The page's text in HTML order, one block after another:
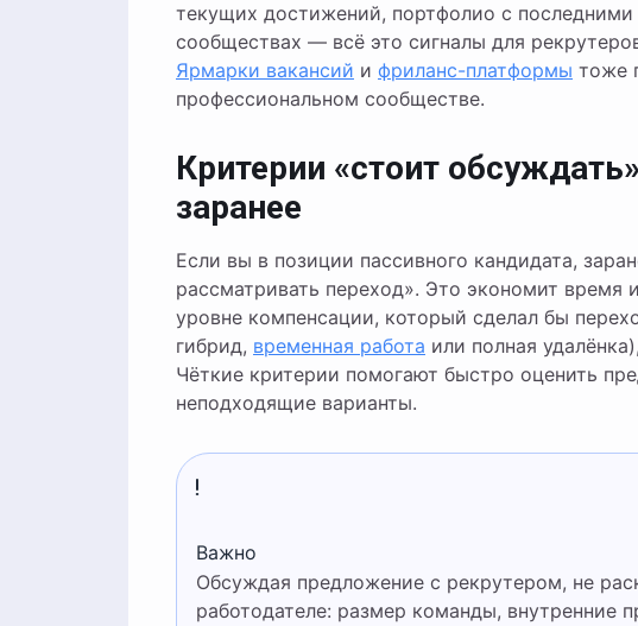
текущих достижений, портфолио с
сообществах — всё это сигналы для
Ярмарки вакансий и фриланс-платформы тоже
профессиональном сообществе.
Критерии «стоит
заранее
Если вы в позиции пассивного кандидата,
рассматривать переход». Это экономит
уровне компенсации, который сделал бы
гибрид, временная работа или полная
Чёткие критерии помогают быстро оценить
неподходящие варианты.
Важно
Обсуждая предложение с рекрутером, не раскрывайте лишних деталей о текущем
работодателе: размер команды, внутренние